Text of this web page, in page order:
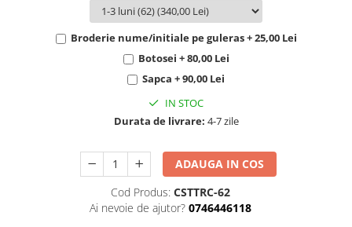
Broderie nume/initiale pe guleras + 25,00 Lei
Botosei + 80,00 Lei
Sapca + 90,00 Lei
IN STOC
Durata de livrare: 4-7 zile
ADAUGA IN COS
Cod Produs: CSTTRC-62
Ai nevoie de ajutor? 0746446118